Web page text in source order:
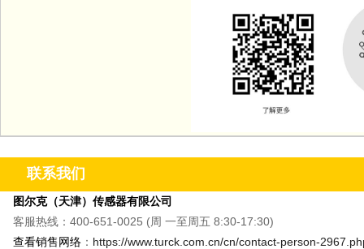
联系我们
图尔克（天津）传感器有限公司
客服热线：400-651-0025 (周 一至周五 8:30-17:30)
查看销售网络 ： https://www.turck.com.cn/cn/contact-person-